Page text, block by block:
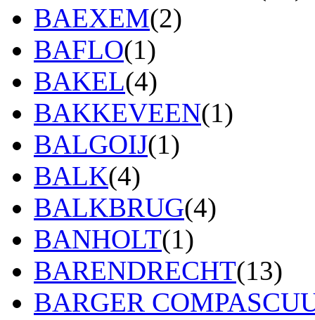
BAEXEM(2)
BAFLO(1)
BAKEL(4)
BAKKEVEEN(1)
BALGOIJ(1)
BALK(4)
BALKBRUG(4)
BANHOLT(1)
BARENDRECHT(13)
BARGER